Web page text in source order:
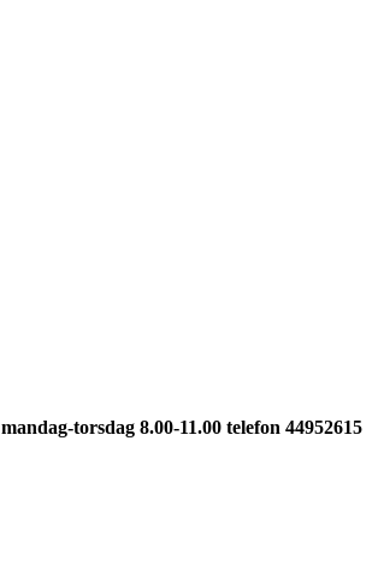
mandag-torsdag 8.00-11.00 telefon 44952615